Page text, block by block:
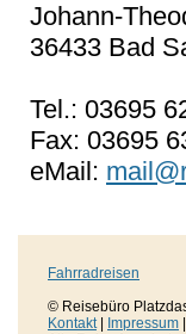
Johann-
36433 Bad
Tel.: 03695
Fax: 03695
eMail:
Fahrradreisen
© Reisebüro
Kontakt| Impressum